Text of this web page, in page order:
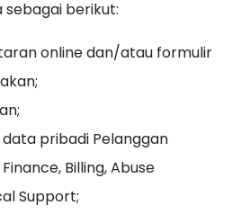
berikut:
online dan/atau formulir
pribadi Pelanggan
Billing, Abuse
Support;